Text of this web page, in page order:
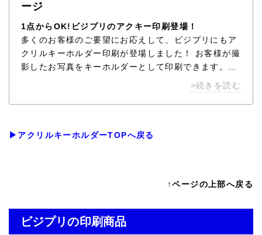
ージ
1点からOK!ビジプリのアクキー印刷登場！
多くのお客様のご要望にお応えして、ビジプリにもア
クリルキーホルダー印刷が登場しました！ お客様が撮
影したお写真をキーホルダーとして印刷できます。キ
ャラクターやロゴなどはもちろん、ペットや人物など
世界に一つだけのオリジナルアクキーを制作しましょ
う！ ビジプリのアクリル商品は全て１個から注文可能
>続きを読む
▶アクリルキーホルダーTOPへ戻る
↑ページの上部へ戻る
ビジプリの印刷商品